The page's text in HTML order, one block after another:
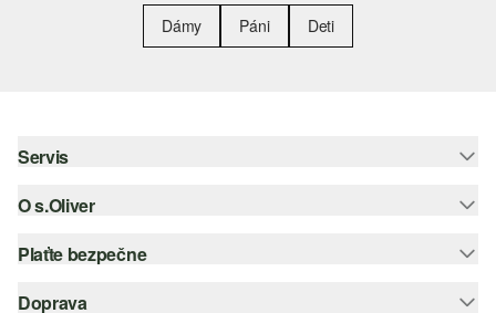
Dámy Páni Deti
Servis
Pomoc a FAQ
Nápoveda k veľkostiam
O s.Oliver
Leták
s.Oliver Group
Plaťte bezpečne
Kreditná karta
Doprava